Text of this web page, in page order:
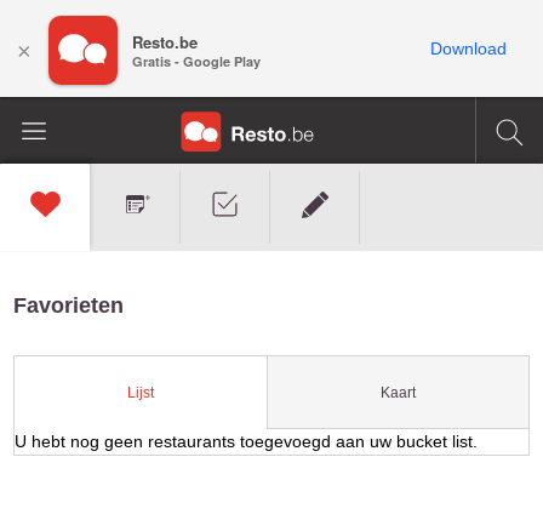
Favorieten
Lijst Kaart
U hebt nog geen restaurants toegevoegd aan uw bucket list.
× Resto.be
Gratis - Google Play
Download